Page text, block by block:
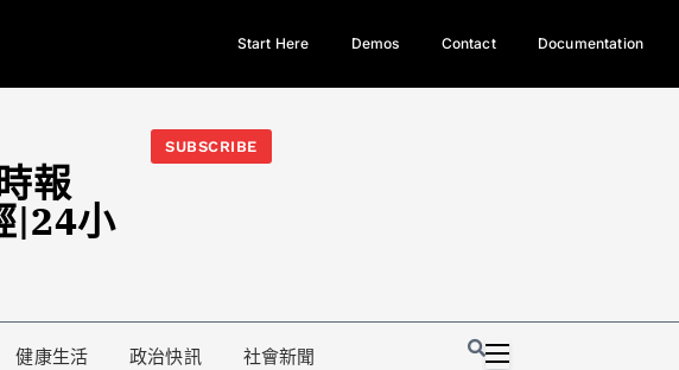
「只能靠嘴巴」
今日熱門新聞TOP3｜西拉雅族正式成第17個原住民族、立院電競
光電場回
Start Here Demos Contact Documentation
報
|24小
SUBSCRIBE
健康生活 政治快訊 社會新聞